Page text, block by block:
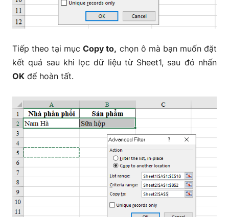
Tiếp theo tại mụcCopy to, chọn ô mà bạn muốn đặt
kết quả sau khi lọc dữ liệu từ Sheet1, sau đó nhấn
OK để hoàn tất.